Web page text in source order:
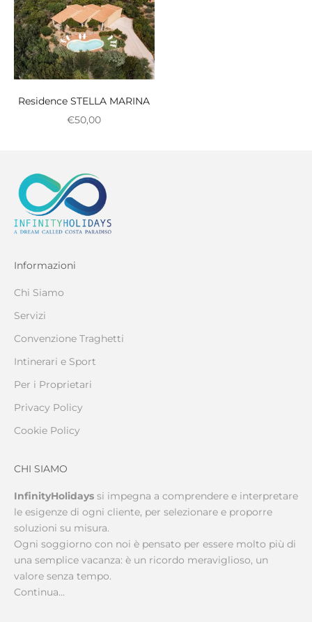
Residence STELLA MARINA
Prezzo scontato
€50,00
Informazioni
Chi Siamo
Servizi
Convenzione Traghetti
Intinerari e Sport
Per i Proprietari
Privacy Policy
Cookie Policy
CHI SIAMO
InfinityHolidays si impegna a comprendere e interpretare
le esigenze di ogni cliente, per selezionare e proporre
soluzioni su misura.
Ogni soggiorno con noi è pensato per essere molto più di
una semplice vacanza: è un ricordo meraviglioso, un
valore senza tempo.
Continua...